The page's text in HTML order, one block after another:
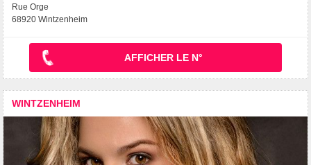
Rue Orge
68920 Wintzenheim
AFFICHER LE N°
WINTZENHEIM